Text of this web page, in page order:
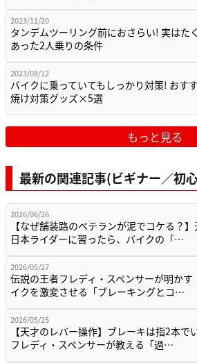
2023/11/20
タンデムツーリング前におさらい! 実はた
あった2人乗りの条件
2023/08/12
バイクに乗っていてもしっかり対策! おす
焼け対策グッズ×5選
もっと見る
最新の関連記事(ビギナー／初
2026/06/26
【なぜ舗装路のベテランが泥でコケる？
日本ライダーに習ったら、バイクの「…
2026/05/27
伝説の王者フレディ・スペンサーが明かす
イクを激変させる「ブレーキングとコ…
2026/05/25
【天才のレバー操作】ブレーキは指2本で
フレディ・スペンサーが教える「過…